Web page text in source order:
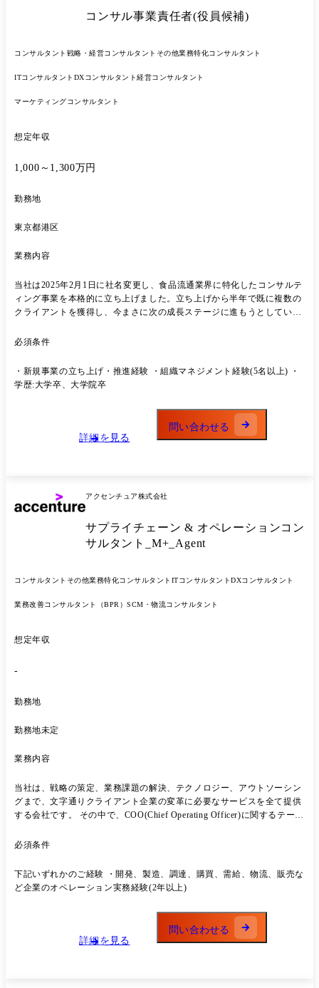
コンサル事業責任者(役員候補)
コンサルタント 戦略・経営コンサルタント その他業務特化コンサルタント
ITコンサルタント DXコンサルタント経営コンサルタント
マーケティングコンサルタント
想定年収
1,000～1,300万円
勤務地
東京都港区
業務内容
当社は2025年2月1日に社名変更し、食品流通業界に特化したコンサルテ
ィング事業を本格的に立ち上げました。立ち上げから半年で既に複数の
クライアントを獲得し、今まさに次の成長ステージに進もうとしていま
性を高め、独自の価値を発揮していきたいと考えています。そのため
制を一緒に創り上げていただきたいと考えています。 通常のコンサルテ
ィング会社では「指針を示す羅針盤」としての役割が中心ですが、当社
経験を活かし、サービスをブラッシュアップしながら裁量権を持って事
業を成長させることができる、他にはない挑戦の場です。 【仕事概要】
事業責任者(役員候補)として、食品流通業界に特化したコンサルティン
～実行支援) ・組織体制の強化(採用・育成・マネジメント) ・グループ
経営陣との連携による全社戦略立案 ・将来的な役員就任を視野に入れた
経営参画 ・案件のデリバリー 【組織体制・カルチャー】 当社のコンサ
ルティング組織は、以下の4つの専門領域で構成されており、プロジェ
Marketing:業務用食品市場の調査分析、販促施策設計、データ分析 ・
メニュー開発、販促物・デザイン作成 チーム内外での連携が必須となる
周囲と連携したい方」には最適な環境です​ (業務内容の変更の範囲)当社
必須条件
・新規事業の立ち上げ・推進経験 ・組織マネジメント経験(5名以上) ・
学歴:大学卒、大学院卒
詳細を見る
問い合わせる
アクセンチュア株式会社
サプライチェーン & オペレーションコン
サルタント_M+_Agent
コンサルタント その他業務特化コンサルタント ITコンサルタントDXコンサルタント
業務改善コンサルタント（BPR） SCM・物流コンサルタント
想定年収
-
勤務地
勤務地未定
業務内容
当社は、戦略の策定、業務課題の解決、テクノロジー、アウトソーシン
グまで、文字通りクライアント企業の変革に必要なサービスを全て提供
する会社です。 その中で、COO(Chief Operating Officer)に関するテーマ
る方を求めています。入社から5年ー10年後のキャリアイメージとし
ことのできる方を輩出しています。 テーマとしての専門性 COOの
Trusted Advisorに成長でき得る方として下記4つの主要テーマに関する
経験を深めて頂きます ・次世代サプライチェーン構造改革 ・ゼロベー
スマインドによるコストマネージメント ・IT+OTサイバーセキュリティ
・開発ー製造のデジタル化 役割としてのプロフェッショナリティ 戦略
必須条件
下記いずれかのご経験 ・開発、製造、調達、購買、需給、物流、販売な
ど企業のオペレーション実務経験(2年以上)
詳細を見る
問い合わせる